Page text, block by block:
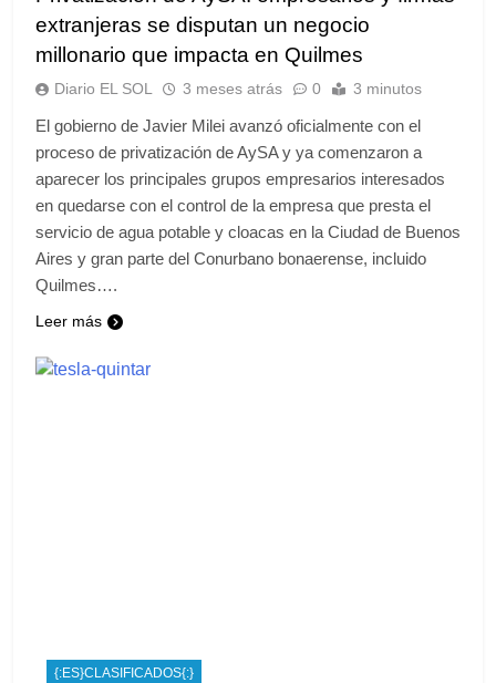
extranjeras se disputan un negocio
millonario que impacta en Quilmes
Diario EL SOL 3 meses atrás 0 3 minutos
El gobierno de Javier Milei avanzó oficialmente con el
proceso de privatización de AySA y ya comenzaron a
aparecer los principales grupos empresarios interesados
en quedarse con el control de la empresa que presta el
servicio de agua potable y cloacas en la Ciudad de Buenos
Aires y gran parte del Conurbano bonaerense, incluido
Quilmes….
Leer más
{:ES}CLASIFICADOS{:}